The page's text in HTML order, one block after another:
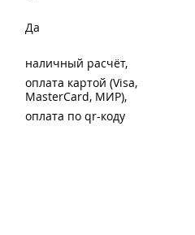
Да
наличный расчёт
оплата картой (Visa,
MasterCard, МИР)
оплата по qr-коду